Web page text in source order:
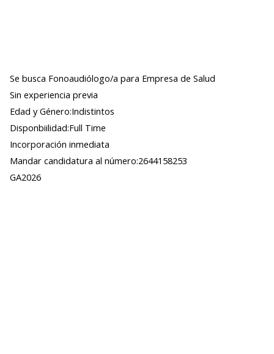
Se busca Fonoaudiólogo/a para Empresa de Salud
Sin experiencia previa
Edad y Género:Indistintos
Disponbiilidad:Full Time
Incorporación inmediata
Mandar candidatura al número:2644158253
GA2026